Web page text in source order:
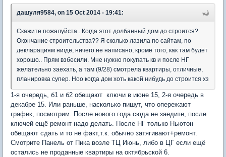
дашуля9584, on 15 Oct 2014 - 19:41:
Скажите пожалуйста.. Когда этот долбанный дом до строится?
Окончание строительства?? Я сколько лазила по сайтам, по
декларациям нигде, ничего не написано, кроме того, как там будет
хорошо.. Прям взбесили. Мне нужно покупать кв и после НГ
желательно заехать, а там (9/28) смотрела квартиры, отличные,
планировка супер. Ноо когда дом хоть какой нибудь до строится хз
1-я очередь, б1 и б2 обещают ключи в июне 15, 2-я очередь в
декабре 15. Или раньше, насколько пишут, что опережают
график, посмотрим. После нового года сюда не заедите, после
ключей ещё ремонт надо делать. После НГ только Ньютон
обещают сдать и то не факт,т.к. обычно затягивают+ремонт.
Смотрите Панель от Пика возле ТЦ Июнь, либо в ЦГ если ещё
остались не проданные квартиры на октябрьской 6.